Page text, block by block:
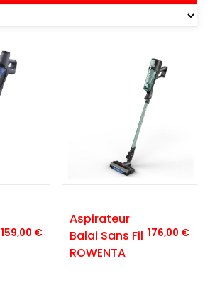
159,00 €
Aspirateur
Balai Sans Fil
ROWENTA
176,00 €